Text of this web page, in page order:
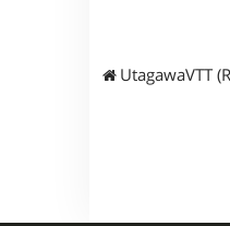
UtagawaVTT